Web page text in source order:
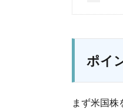
ポイ
まず米国株